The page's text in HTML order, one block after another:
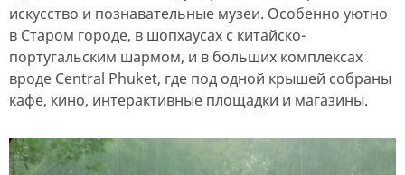
искусство и познавательные музеи. Особенно уютно
в Старом городе, в шопхаусах с китайско-
португальским шармом, и в больших комплексах
вроде Central Phuket, где под одной крышей собраны
кафе, кино, интерактивные площадки и магазины.